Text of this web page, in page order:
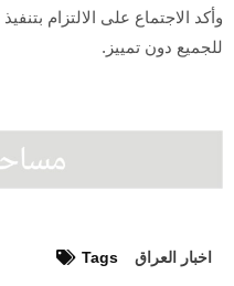
وأكد الاجتماع على الالتزام
للجميع دون تمييز.
Tags اخبار العراق